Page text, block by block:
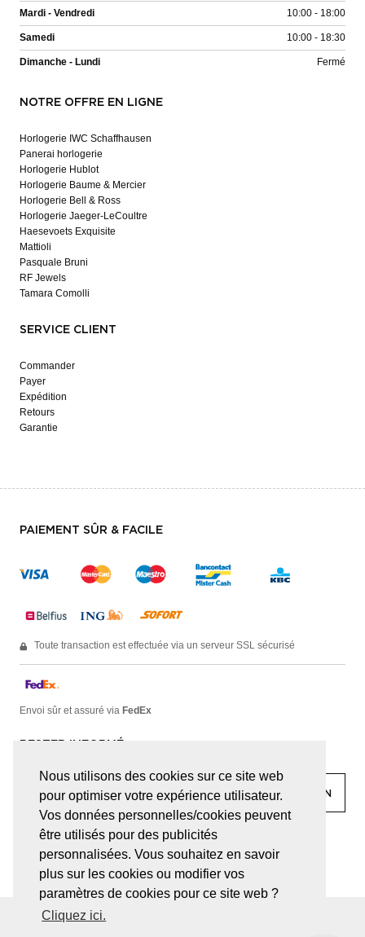
Nous utilisons des cookies sur ce site web
pour optimiser votre expérience utilisateur.
Vos données personnelles/cookies peuvent
être utilisés pour des publicités
personnalisées. Vous souhaitez en savoir
plus sur les cookies ou modifier vos
paramètres de cookies pour ce site web ?
Cliquez ici.
Mardi - Vendredi 10:00 - 18:00
Samedi 10:00 - 18:30
Dimanche - Lundi Fermé
NOTRE OFFRE EN LIGNE
Horlogerie IWC Schaffhausen
Panerai horlogerie
Horlogerie Hublot
Horlogerie Baume & Mercier
Horlogerie Bell & Ross
Horlogerie Jaeger-LeCoultre
Haesevoets Exquisite
Mattioli
Pasquale Bruni
RF Jewels
Tamara Comolli
SERVICE CLIENT
Commander
Payer
Expédition
Retours
Garantie
PAIEMENT SÛR & FACILE
Toute transaction est effectuée via un serveur SSL sécurisé
Envoi sûr et assuré via FedEx
facebook linkedin